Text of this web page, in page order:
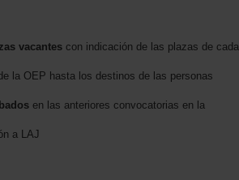
vacantes con indicación de las plazas de cada
la OEP hasta los destinos de las personas
en las anteriores convocatorias en la
a LAJ